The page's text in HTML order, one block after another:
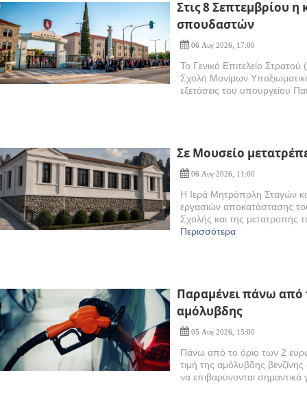
Στις 8 Σεπτεμβρίου
σπουδαστών
06 Αυγ 2026, 17:00
Το Γενικό Επιτελείο
Σχολή Μονίμων
εξετάσεις του υπουργείου
Σε Μουσείο
06 Αυγ 2026, 11:00
Η Ιερά Μητρόπολη Σταγών
εργασιών αποκατάστασης
Σχολής και της μετατροπής
Περισσότερα
Παραμένει πάνω από
αμόλυβδης
05 Αυγ 2026, 15:00
Πάνω από το όριο των 2 ευρώ
τιμή της αμόλυβδης
να επιβαρύνονται σημαντικά